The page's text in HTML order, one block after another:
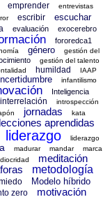
emprender
entrevistas
escribir escuchar
evaluación exocerebro
fororedca1
género
gestión del
gestión del talento
humildad
IAAP
infantilismo
Inteligencia
interrelación introspección
jornadas kata
lecciones aprendidas
liderazgo
liderazgo
madurar mandar
marca
meditación
metodología
Modelo híbrido
zero motivación